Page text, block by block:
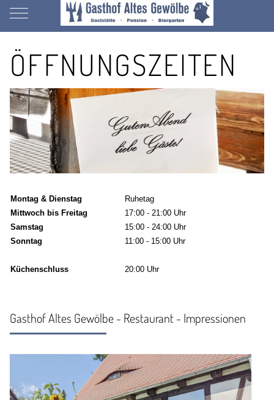
Mobile Menu Toggle
ÖFFNUNGSZEITEN
Montag & Dienstag
Ruhetag
Mittwoch bis Freitag
17:00 - 21:00 Uhr
Samstag
15:00 - 24:00 Uhr
Sonntag
11:00 - 15:00 Uhr
Küchenschluss 20:00 Uhr
Gasthof Altes Gewölbe - Restaurant - Impressionen